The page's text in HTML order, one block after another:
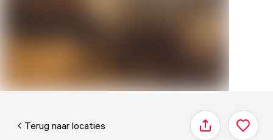
Terug naar locaties Delen